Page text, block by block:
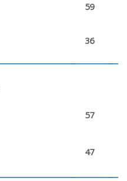
59
36
57
47